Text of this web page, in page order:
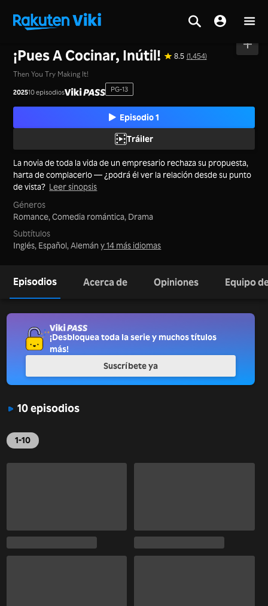
¡Pues A Cocinar, Inútil! 8.5 (1,454)
Then You Try Making It!
202510 episodios PG-13
Episodio 1
Tráiler
La novia de toda la vida de un empresario rechaza su propuesta,
harta de complacerlo — ¿podrá él ver la relación desde su punto
de vista? Leer sinopsis
Géneros
Romance,Comedia romántica, Drama
Subtítulos
Inglés, Español, Alemány 14 más idiomas
Episodios Acerca de Opiniones Equipo
10 episodios
1-10
¡Desbloquea toda la serie y muchos títulos
más!
Suscríbete ya